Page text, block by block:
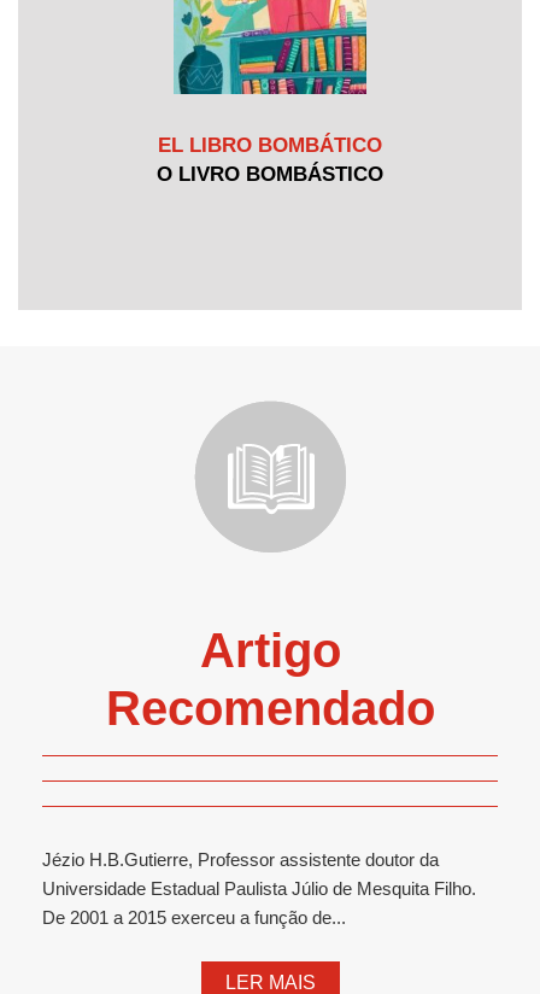
EL LIBRO BOMBÁTICO
O LIVRO BOMBÁSTICO
Artigo
Recomendado
Jézio H.B.Gutierre, Professor assistente doutor da
Universidade Estadual Paulista Júlio de Mesquita Filho.
De 2001 a 2015 exerceu a função de...
LER MAIS